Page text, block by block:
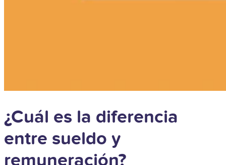
¿Cuál es la diferencia
entre sueldo y